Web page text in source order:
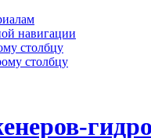
навигации
столбцу
столбцу